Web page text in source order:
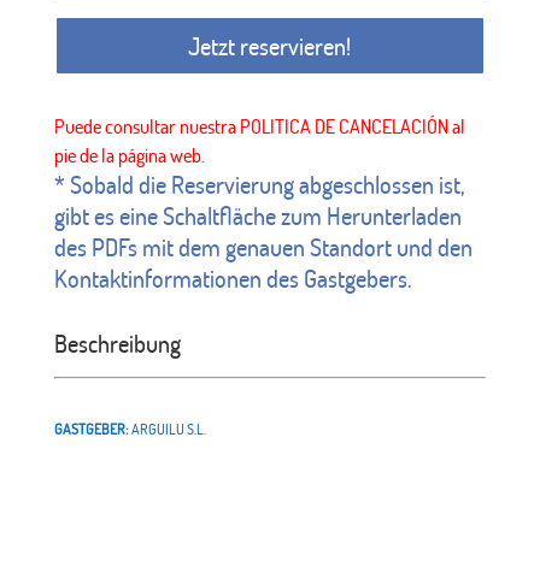
Jetzt reservieren!
* Sobald die Reservierung abgeschlossen ist,
gibt es eine Schaltfläche zum Herunterladen
des PDFs mit dem genauen Standort und den
Kontaktinformationen des Gastgebers.
Beschreibung
GASTGEBER:ARGUILU S.L.